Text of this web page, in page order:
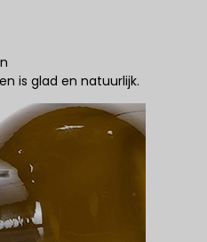
is glad en natuurlijk.